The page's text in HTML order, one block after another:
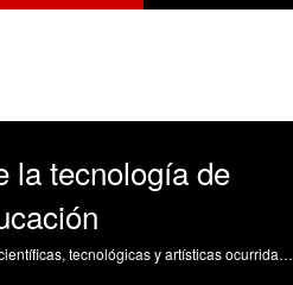
la tecnología de
Divulgación de las actividades científicas, tecnológicas y artísticas ocurridas en los tres campus de la UPV